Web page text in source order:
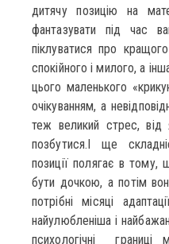
дитячу позицію на
фантазувати під час
піклуватися про
спокійного і милого, а
цього маленького
очікуванням, а
теж великий стрес, від
позбутися.І ще
позиції полягає в тому,
бути дочкою, а потім
потрібні місяці
найулюбленіша і
психологічні